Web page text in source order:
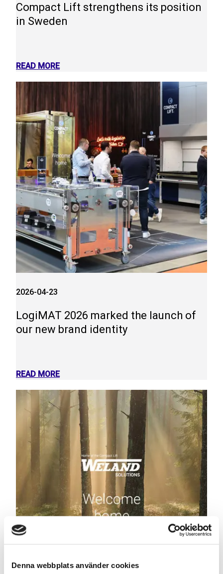
Denna webbplats använder cookies
Compact Lift strengthens its position
in Sweden
READ MORE
2026-04-23
LogiMAT 2026 marked the launch of
our new brand identity
READ MORE